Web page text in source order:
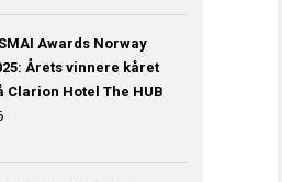
Awards Norway
Årets vinnere kåret
Clarion Hotel The HUB